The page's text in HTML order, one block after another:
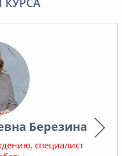
Березина
специалист